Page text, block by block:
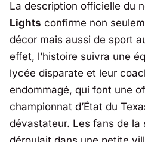
La description officielle du
Lights confirme non
décor mais aussi de sport
effet, l’histoire suivra une
lycée disparate et leur
endommagé, qui font une
championnat d’État du
dévastateur. Les fans de la